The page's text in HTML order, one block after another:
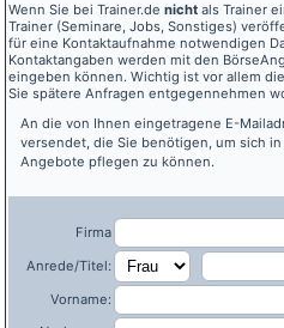
Wenn Sie bei Trainer.de nicht als Trainer
Trainer (Seminare, Jobs, Sonstiges)
für eine Kontaktaufnahme notwendigen
Kontaktangaben werden mit den
eingeben können. Wichtig ist vor allem
Sie spätere Anfragen entgegennehmen
An die von Ihnen eingetragene E-
versendet, die Sie benötigen, um sich
Angebote pflegen zu können.
Firma
Anrede/Titel:
Vorname: